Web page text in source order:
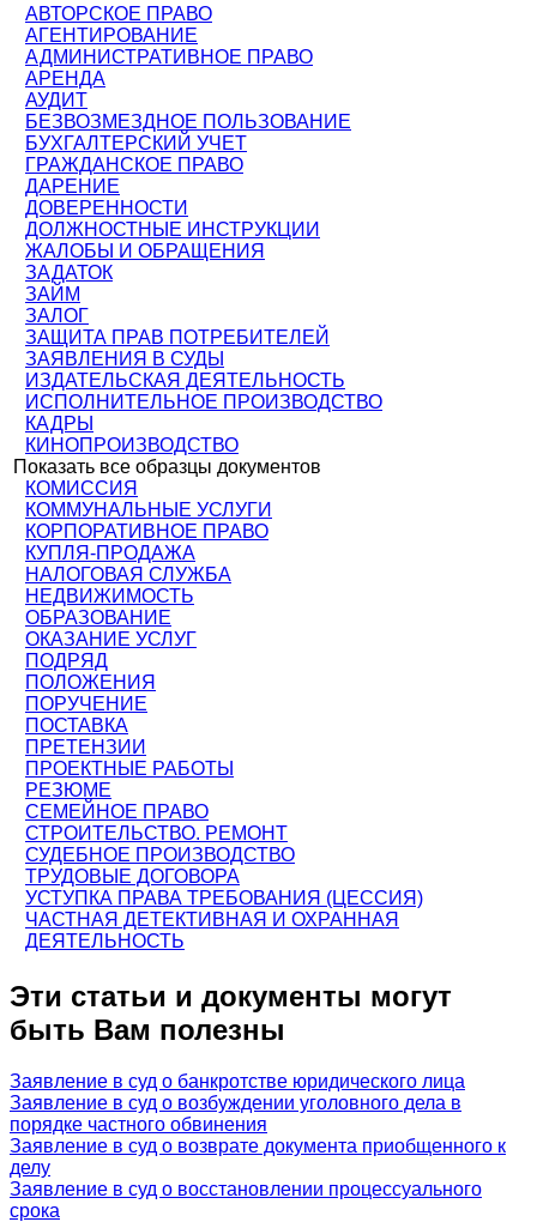
АВТОРСКОЕ ПРАВО
АГЕНТИРОВАНИЕ
АДМИНИСТРАТИВНОЕ ПРАВО
АРЕНДА
АУДИТ
БЕЗВОЗМЕЗДНОЕ ПОЛЬЗОВАНИЕ
БУХГАЛТЕРСКИЙ УЧЕТ
ГРАЖДАНСКОЕ ПРАВО
ДАРЕНИЕ
ДОВЕРЕННОСТИ
ДОЛЖНОСТНЫЕ ИНСТРУКЦИИ
ЖАЛОБЫ И ОБРАЩЕНИЯ
ЗАДАТОК
ЗАЙМ
ЗАЛОГ
ЗАЩИТА ПРАВ ПОТРЕБИТЕЛЕЙ
ЗАЯВЛЕНИЯ В СУДЫ
ИЗДАТЕЛЬСКАЯ ДЕЯТЕЛЬНОСТЬ
ИСПОЛНИТЕЛЬНОЕ ПРОИЗВОДСТВО
КАДРЫ
КИНОПРОИЗВОДСТВО
Показать все образцы документов
КОМИССИЯ
КОММУНАЛЬНЫЕ УСЛУГИ
КОРПОРАТИВНОЕ ПРАВО
КУПЛЯ-ПРОДАЖА
НАЛОГОВАЯ СЛУЖБА
НЕДВИЖИМОСТЬ
ОБРАЗОВАНИЕ
ОКАЗАНИЕ УСЛУГ
ПОДРЯД
ПОЛОЖЕНИЯ
ПОРУЧЕНИЕ
ПОСТАВКА
ПРЕТЕНЗИИ
ПРОЕКТНЫЕ РАБОТЫ
РЕЗЮМЕ
СЕМЕЙНОЕ ПРАВО
СТРОИТЕЛЬСТВО. РЕМОНТ
СУДЕБНОЕ ПРОИЗВОДСТВО
ТРУДОВЫЕ ДОГОВОРА
УСТУПКА ПРАВА ТРЕБОВАНИЯ (ЦЕССИЯ)
ЧАСТНАЯ ДЕТЕКТИВНАЯ И ОХРАННАЯ
ДЕЯТЕЛЬНОСТЬ
Эти статьи и документы могут
быть Вам полезны
Заявление в суд о банкротстве юридического лица
Заявление в суд о возбуждении уголовного дела в
порядке частного обвинения
Заявление в суд о возврате документа приобщенного к
делу
Заявление в суд о восстановлении процессуального
срока